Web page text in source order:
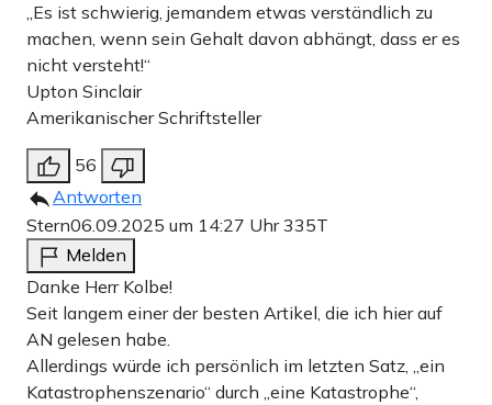
„Es ist schwierig, jemandem etwas verständlich zu
machen, wenn sein Gehalt davon abhängt, dass er es
nicht versteht!“
Upton Sinclair
Amerikanischer Schriftsteller
56
Antworten
Stern06.09.2025 um 14:27 Uhr335T
Melden
Danke Herr Kolbe!
Seit langem einer der besten Artikel, die ich hier auf
AN gelesen habe.
Allerdings würde ich persönlich im letzten Satz, „ein
Katastrophenszenario“ durch „eine Katastrophe“,